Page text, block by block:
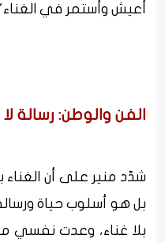
أعيش وأستمر في
الفن والوطن: رسالة
شدّد منير على أن الغناء
بل هو أسلوب حياة
بلا غناء، وعدت نفسي